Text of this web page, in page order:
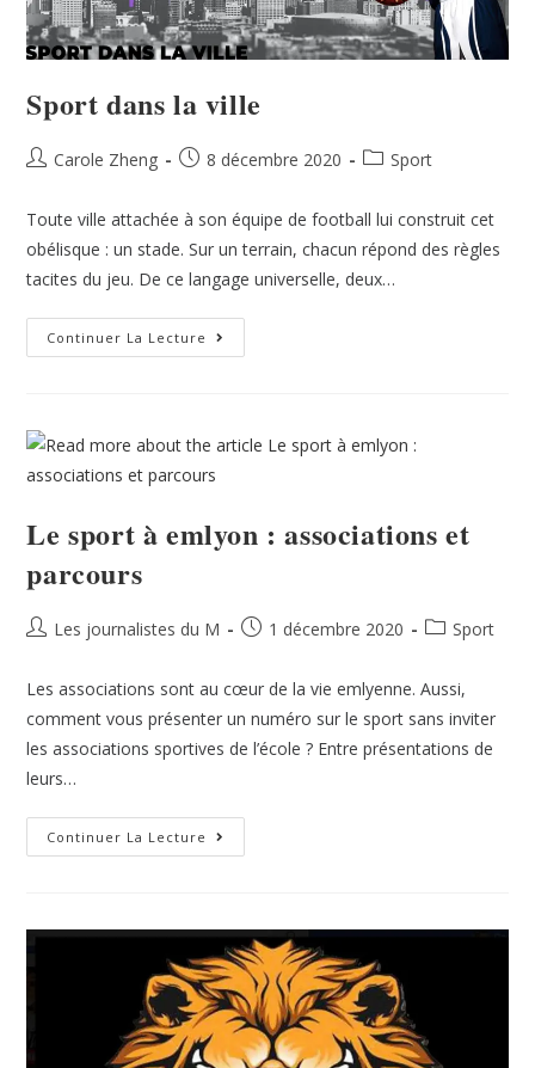
Sport dans la ville
Carole Zheng 8 décembre 2020 Sport
Toute ville attachée à son équipe de football lui construit cet
obélisque : un stade. Sur un terrain, chacun répond des règles
tacites du jeu. De ce langage universelle, deux…
Continuer La Lecture
Le sport à emlyon : associations et
parcours
Les journalistes du M 1 décembre 2020 Sport
Les associations sont au cœur de la vie emlyenne. Aussi,
comment vous présenter un numéro sur le sport sans inviter
les associations sportives de l’école ? Entre présentations de
leurs…
Continuer La Lecture